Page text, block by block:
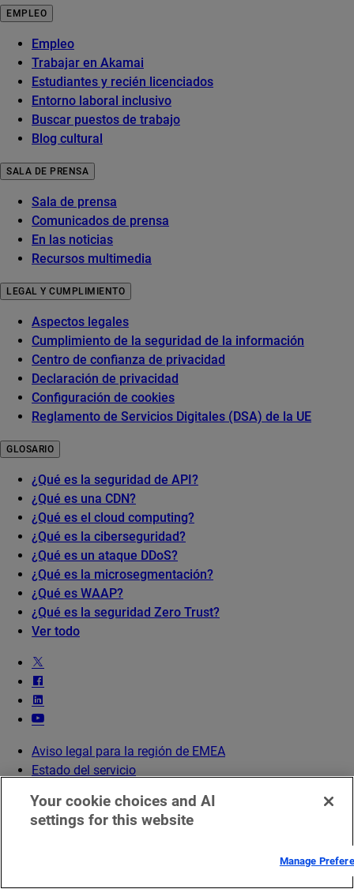
EMPLEO
Empleo
Trabajar en Akamai
Estudiantes y recién licenciados
Entorno laboral inclusivo
Buscar puestos de trabajo
Blog cultural
SALA DE PRENSA
Sala de prensa
Comunicados de prensa
En las noticias
Recursos multimedia
LEGAL Y CUMPLIMIENTO
Aspectos legales
Cumplimiento de la seguridad de la información
Centro de confianza de privacidad
Declaración de privacidad
Configuración de cookies
Reglamento de Servicios Digitales (DSA) de la UE
GLOSARIO
¿Qué es la seguridad de API?
¿Qué es una CDN?
¿Qué es el cloud computing?
¿Qué es la ciberseguridad?
¿Qué es un ataque DDoS?
¿Qué es la microsegmentación?
¿Qué es WAAP?
¿Qué es la seguridad Zero Trust?
Ver todo
Aviso legal para la región de EMEA
Estado del servicio
Español
Your cookie choices and AI
settings for this website
Manage